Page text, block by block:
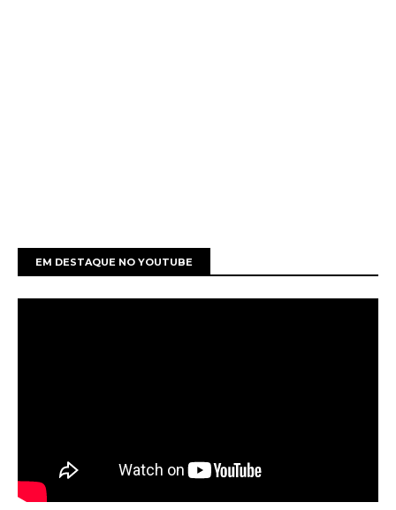
EM DESTAQUE NO YOUTUBE